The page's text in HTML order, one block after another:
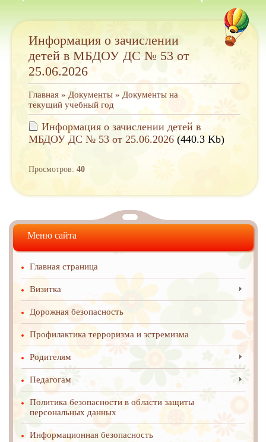
Информация о зачислении
детей в МБДОУ ДС № 53 от
25.06.2026
Главная » Документы » Документы на
текущий учебный год
Информация о зачислении детей в
МБДОУ ДС № 53 от 25.06.2026 (440.3 Kb)
Просмотров: 40
Меню сайта
Главная страница
Визитка
Дорожная безопасность
Профилактика терроризма и эстремизма
Родителям
Педагогам
Политика безопасности в области защиты
персональных данных
Информационная безопасность